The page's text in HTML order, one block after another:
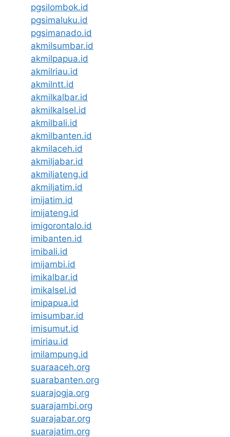
pgsilombok.id
pgsimaluku.id
pgsimanado.id
akmilsumbar.id
akmilpapua.id
akmilriau.id
akmilntt.id
akmilkalbar.id
akmilkalsel.id
akmilbali.id
akmilbanten.id
akmilaceh.id
akmiljabar.id
akmiljateng.id
akmiljatim.id
imijatim.id
imijateng.id
imigorontalo.id
imibanten.id
imibali.id
imijambi.id
imikalbar.id
imikalsel.id
imipapua.id
imisumbar.id
imisumut.id
imiriau.id
imilampung.id
suaraaceh.org
suarabanten.org
suarajogja.org
suarajambi.org
suarajabar.org
suarajatim.org